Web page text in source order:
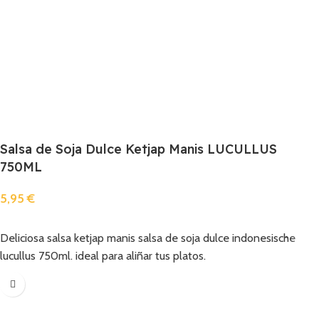
Salsa de Soja Dulce Ketjap Manis LUCULLUS
750ML
5,95€
Deliciosa salsa ketjap manis salsa de soja dulce indonesische
lucullus 750ml. ideal para aliñar tus platos.